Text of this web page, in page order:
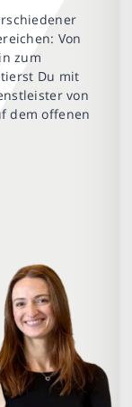
Von
zum
Du mit
von
dem offenen